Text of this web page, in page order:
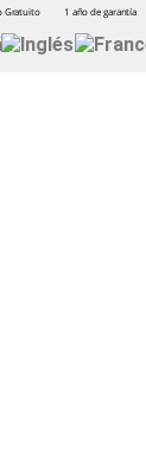
Gratuito 1 año de garantía